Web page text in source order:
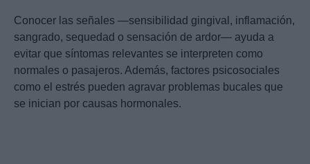
Conocer las señales —sensibilidad gingival, inflamación,
sangrado, sequedad o sensación de ardor— ayuda a
evitar que síntomas relevantes se interpreten como
normales o pasajeros. Además, factores psicosociales
como el estrés pueden agravar problemas bucales que
se inician por causas hormonales.